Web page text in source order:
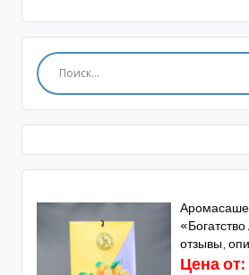
Аромасаше
отзывы,
Цена